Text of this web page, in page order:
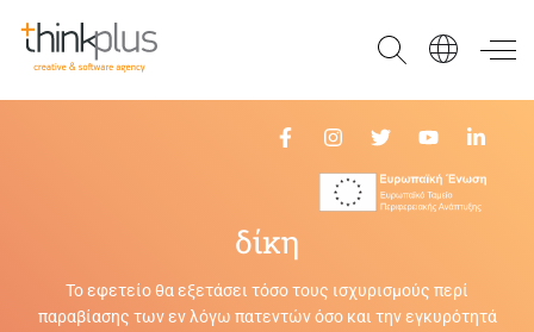
Think Plus
δίκη
Το εφετείο θα εξετάσει τόσο τους ισχυρισμούς περί
παραβίασης των εν λόγω πατεντών όσο και την εγκυρότητά